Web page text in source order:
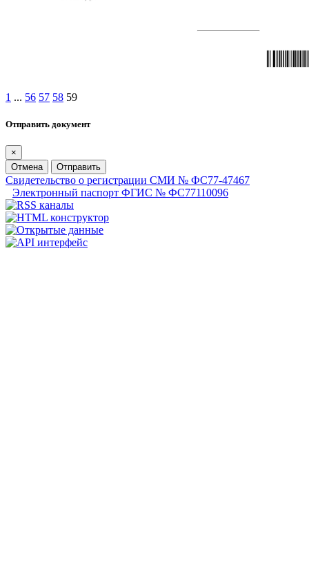
1 ... 56 57 58 59
Отправить документ
×
Отмена
Отправить
Свидетельство о регистрации СМИ № ФС77-47467
Электронный паспорт ФГИС № ФС77110096